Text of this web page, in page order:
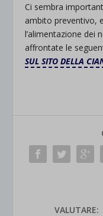
Ci sembra
ambito preventivo,
l’alimentazione dei
affrontate le
SUL SITO DELLA
VALUTARE: